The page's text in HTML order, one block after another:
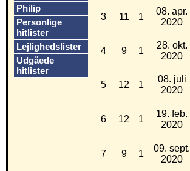
Philip
Personlige
hitlister
Lejlighedslister
Udgåede
hitlister
3 11 1
08. apr.
2020
4 9 1
28. okt.
2020
5 12 1
08. juli
2020
6 12 1
19. feb.
2020
7 9 1
09. sept.
2020